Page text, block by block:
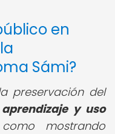
en
Sámi?
preservación del
aprendizaje y uso
mostrando